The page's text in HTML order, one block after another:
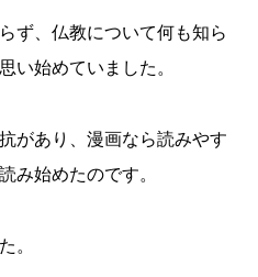
ず、仏教について何も知ら
い始めていました。
があり、漫画なら読みやす
み始めたのです。
。